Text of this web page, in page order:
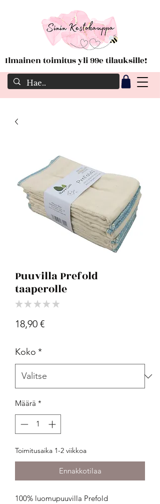
Ilmainen toimitus yli 99e tilauksille!
Puuvilla Prefold
taaperolle
★ ★ ★ ★ ★
18,90 €Hinta
Koko *
Määrä *
Toimitusaika 1-2 viikkoa
Ennakkotilaa
100% luomupuuvilla Prefold